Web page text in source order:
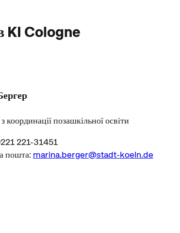
KI Cologne
координації позашкільної освіти
221-31451
пошта: marina.berger@stadt-koeln.de